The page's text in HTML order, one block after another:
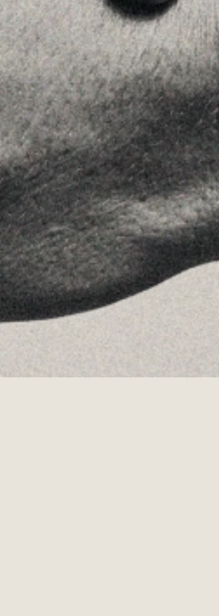
MENU
Home
La Firma
Equipo
Asesoramiento
Insights
Contactar
SÍGUENOS
Linkedin
Instagram
Youtube
Allyon — Barcelona, Spain
Copyrights © 2026 AVISO LEGAL ·
POLÍTICA DE COOKIES · POLÍTICA DE PRIVACIDAD